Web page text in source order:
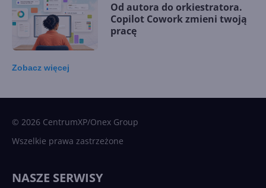
Od autora do orkiestratora.
Copilot Cowork zmieni twoją
pracę
Zobacz więcej
© 2026 CentrumXP/Onex Group
Wszelkie prawa zastrzeżone
NASZE SERWISY